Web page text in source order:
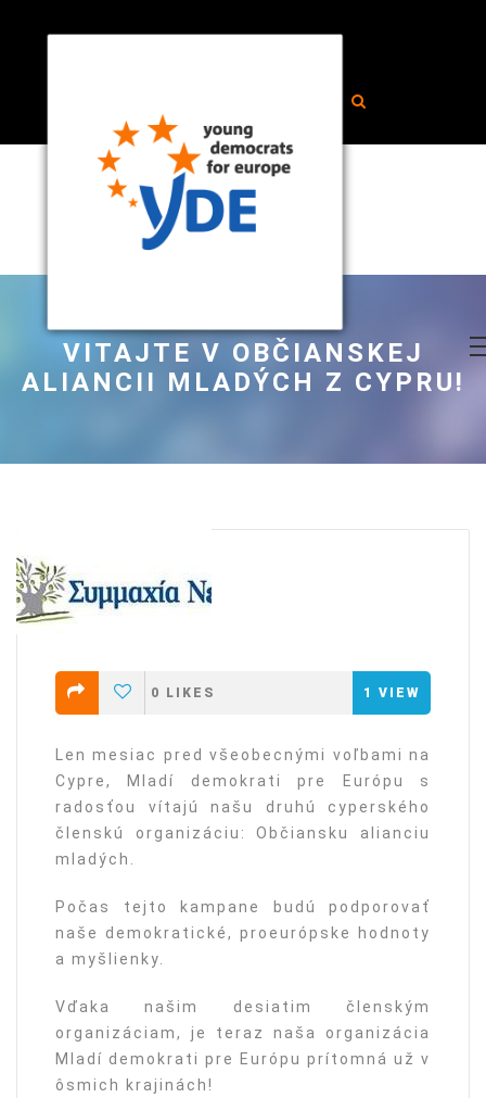
VITAJTE V OBČIANSKEJ
ALIANCII MLADÝCH Z CYPRU!
0 LIKES 1 VIEW
Len mesiac pred všeobecnými voľbami na
Cypre, Mladí demokrati pre Európu s
radosťou vítajú našu druhú cyperského
členskú organizáciu: Občiansku alianciu
mladých.
Počas tejto kampane budú podporovať
naše demokratické, proeurópske hodnoty
a myšlienky.
Vďaka našim desiatim členským
organizáciam, je teraz naša organizácia
Mladí demokrati pre Európu prítomná už v
ôsmich krajinách!